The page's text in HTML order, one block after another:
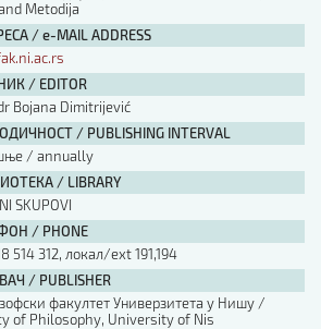
Metodija
/ e-MAIL ADDRESS
/ EDITOR
Bojana Dimitrijević
/ PUBLISHING INTERVAL
/ annually
/ LIBRARY
SKUPOVI
/ PHONE
514 312, локал/ext 191,194
/ PUBLISHER
факултет Универзитета у Нишу /
of Philosophy, University of Nis